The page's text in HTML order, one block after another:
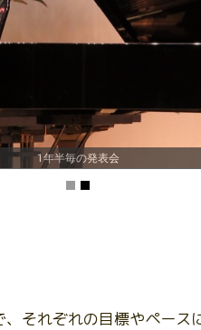
1年半毎の発表会
それぞれの目標やペース